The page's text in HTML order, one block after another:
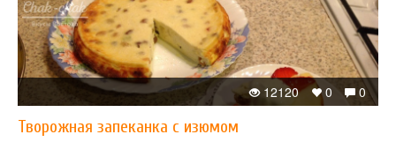
0
0
12120
Творожная запеканка с изюмом